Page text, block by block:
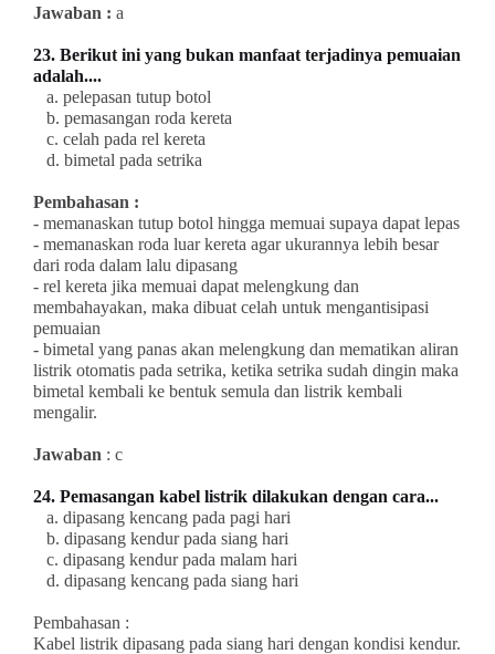
Jawaban : a
23. Berikut ini yang bukan manfaat terjadinya pemuaian
adalah....
a. pelepasan tutup botol
b. pemasangan roda kereta
c. celah pada rel kereta
d. bimetal pada setrika
Pembahasan :
- memanaskan tutup botol hingga memuai supaya dapat lepas
- memanaskan roda luar kereta agar ukurannya lebih besar
dari roda dalam lalu dipasang
- rel kereta jika memuai dapat melengkung dan
membahayakan, maka dibuat celah untuk mengantisipasi
pemuaian
- bimetal yang panas akan melengkung dan mematikan aliran
listrik otomatis pada setrika, ketika setrika sudah dingin maka
bimetal kembali ke bentuk semula dan listrik kembali
mengalir.
Jawaban : c
24. Pemasangan kabel listrik dilakukan dengan cara...
a. dipasang kencang pada pagi hari
b. dipasang kendur pada siang hari
c. dipasang kendur pada malam hari
d. dipasang kencang pada siang hari
Pembahasan :
Kabel listrik dipasang pada siang hari dengan kondisi kendur.